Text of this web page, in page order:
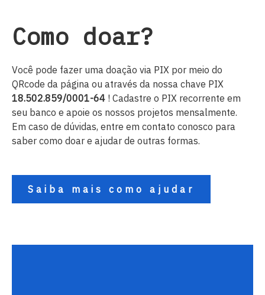
Como doar?
Você pode fazer uma doação via PIX por meio do
QRcode da página ou através da nossa chave PIX
18.502.859/0001-64 ! Cadastre o PIX recorrente em
seu banco e apoie os nossos projetos mensalmente.
Em caso de dúvidas, entre em contato conosco para
saber como doar e ajudar de outras formas.
Saiba mais como ajudar